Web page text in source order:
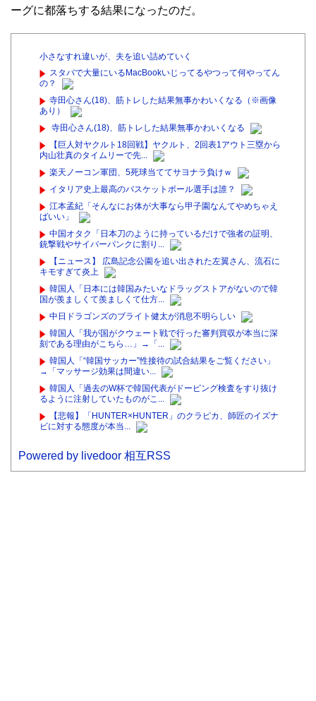
ーグに都落ちする結果になったのだ。
小さなすれ違いが、夫を追い詰めていく
スタバで大量にいるMacBookいじってるやつって何やってん
の？
寺田心さん(18)、筋トレした結果無事かわいくなる（※画像
あり）
寺田心さん(18)、筋トレした結果無事かわいくなる
【巨人対ヤクルト18回戦】ヤクルト、2回表1アウト三塁から
内山壮真のタイムリーで先...
楽天ノーコン軍団、5死球当ててサヨナラ負けｗ
イタリア史上最高のバスケットボール選手は誰？
江本孟紀「そんなにお体が大事なら甲子園なんてやめちゃえ
ばいい」
中国オタク「日本刀のように持っているだけで強者の証明、
銃撃戦やサイバーパンクに割り...
【ニュース】 広島記念公園を追い出された左翼さん、流石に
キモすぎて炎上
韓国人「日本には韓国みたいなドラッグストアがないので韓
国が羨ましくて羨ましくて仕方...
中日ドラゴンズのブライト健太が消息不明らしい
韓国人「我が国がクウェート戦で行った審判買収が本当に深
刻である理由がこちら…」→「...
韓国人「“韓国サッカー”性接待の試合結果をご覧ください」
→「マッサージ効果は間違い...
韓国人「過去のW杯で韓国代表がドーピング検査をすり抜け
るように注射していたものがこ...
【悲報】「HUNTER×HUNTER」のクラピカ、師匠のイズナ
ビに対する態度が本当...
Powered by livedoor 相互RSS